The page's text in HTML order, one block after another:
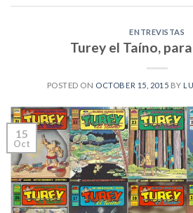
ENTREVISTAS
Turey el Taíno,
POSTED ON OCTOBER 15, 2015 BY
15
Oct